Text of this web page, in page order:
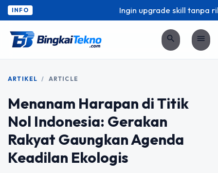
INFO Ingin upgrade skill tanpa
search menu
ARTIKEL / ARTICLE
Menanam Harapan di Titik
Nol Indonesia: Gerakan
Rakyat Gaungkan Agenda
Keadilan Ekologis